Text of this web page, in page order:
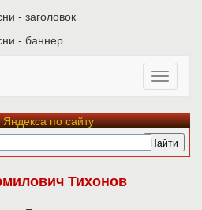
по сайту
Тихонов